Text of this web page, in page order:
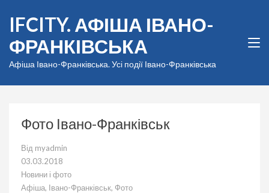
вмісту
(натисніть
Enter)
IFCITY. АФІША ІВАНО-
ФРАНКІВСЬКА
Афіша Івано-Франківська. Усі події Івано-Франківська
Фото Івано-Франківськ
Від myadmin
03.03.2018
Новини і фото
Афіша, Івано-Франківськ, Фото